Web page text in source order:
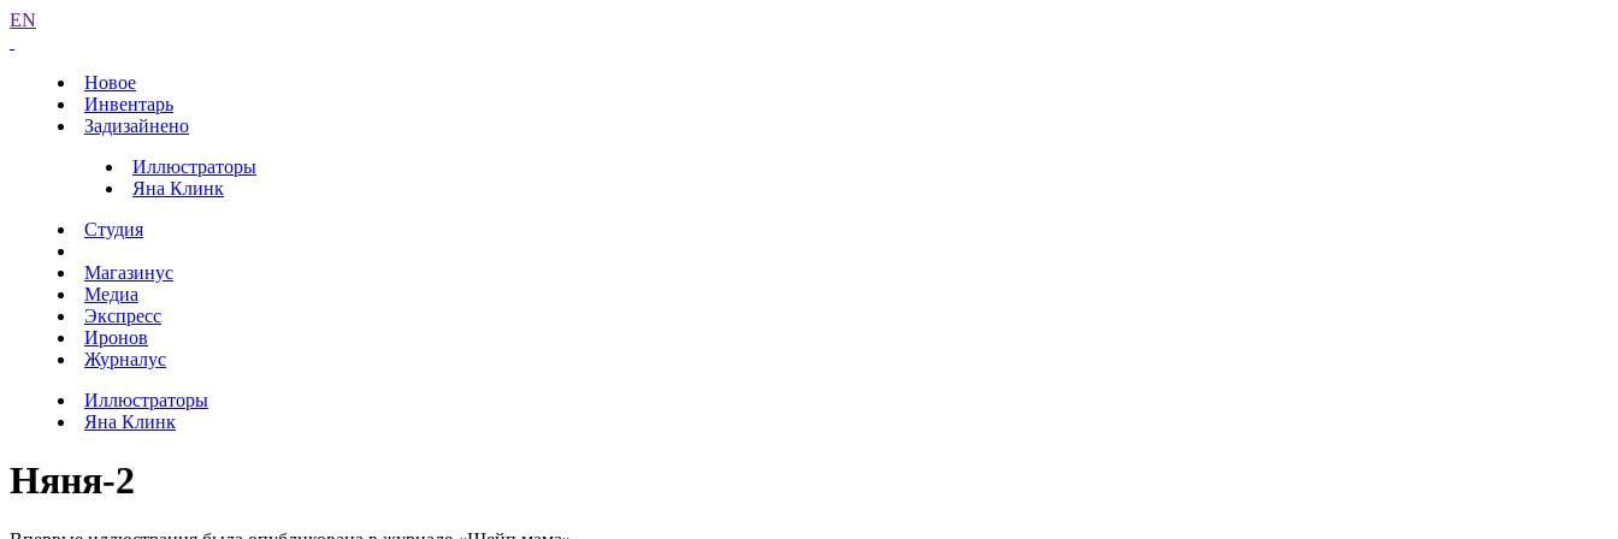
EN
Новое
Инвентарь
Задизайнено
Иллюстраторы
Яна Клинк
Студия
Магазинус
Медиа
Экспресс
Иронов
Журналус
Иллюстраторы
Яна Клинк
Няня-2